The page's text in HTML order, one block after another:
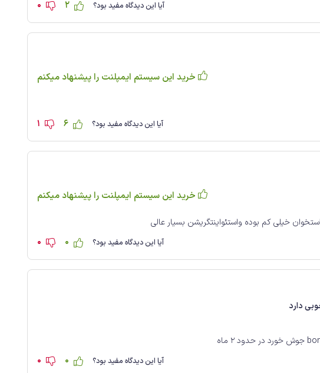
آیا این دیدگاه مفید بود؟ 2
0
خرید این سیستم ایمپلنت را پیشنهاد میکنم
آیا این دیدگاه مفید بود؟ 6
1
خرید این سیستم ایمپلنت را پیشنهاد میکنم
خیلی کم بوده واستئواینتگریشن بسیار عالی
آیا این دیدگاه مفید بود؟ 0
0
دارد
آیا این دیدگاه مفید بود؟ 0
0